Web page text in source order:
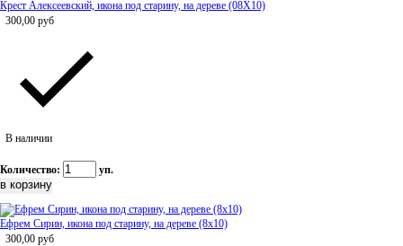
Крест Алексеевский, икона под старину, на дереве (08Х10)
300,00 руб
В наличии
Количество: уп.
Ефрем Сирин, икона под старину, на дереве (8x10)
300,00 руб